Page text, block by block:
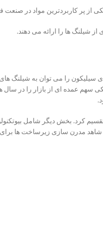
از پر کاربردترین مواد در صنعت
از شیلنگ ها را ارائه می دهند.
سیلیکون را می توان به
عمده ای از بازار را در سال
تقسیم کرد. بخش دیگر شامل
مدرن سازی زیرساخت ها